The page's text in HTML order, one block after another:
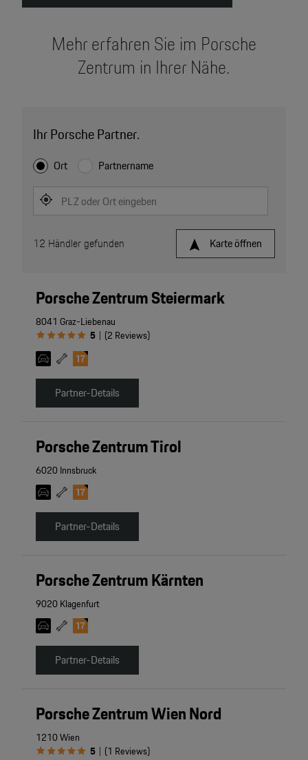
Mehr erfahren Sie im Porsche
Zentrum in Ihrer Nähe.
Ihr Porsche Partner.
Ort Partnername
PLZ oder Ort eingeben
Karte öffnen
12 Händler gefunden
Porsche Zentrum Steiermark
8041 Graz-Liebenau
5 | (2 Reviews)
Partner-Details
Porsche Zentrum Tirol
6020 Innsbruck
Partner-Details
Porsche Zentrum Kärnten
9020 Klagenfurt
Partner-Details
Porsche Zentrum Wien Nord
1210 Wien
5 | (1 Reviews)